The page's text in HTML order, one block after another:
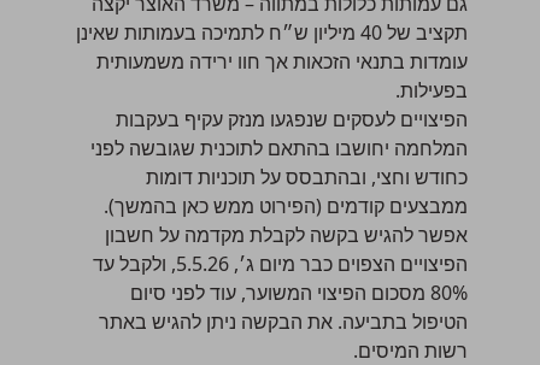
תקציב של 40 מיליון ש״ח לתמיכה בעמותות שאינן
עומדות בתנאי הזכאות אך חוו ירידה משמעותית
בפעילות.
הפיצויים לעסקים שנפגעו מנזק עקיף בעקבות
המלחמה יחושבו בהתאם לתוכנית שגובשה לפני
כחודש וחצי, ובהתבסס על תוכניות דומות
ממבצעים קודמים (הפירוט ממש כאן בהמשך).
אפשר להגיש בקשה לקבלת מקדמה על חשבון
הפיצויים הצפוים כבר מיום ג׳, 5.5.26, ולקבל עד
80% מסכום הפיצוי המשוער, עוד לפני סיום
הטיפול בתביעה. את הבקשה ניתן להגיש באתר
רשות המיסים.